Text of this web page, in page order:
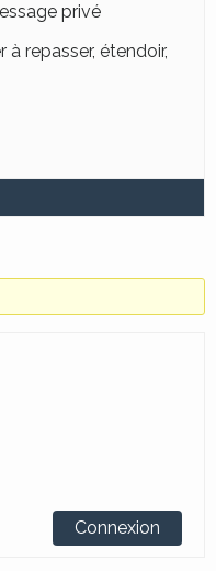
privé
repasser, étendoir,
Connexion